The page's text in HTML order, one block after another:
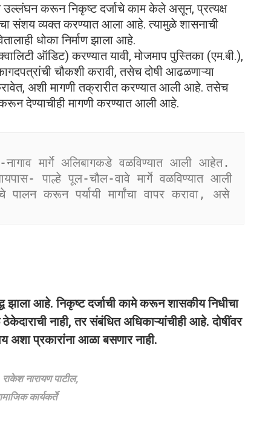
उल्लंघन करून निकृष्ट दर्जाचे काम केले असून, प्रत्यक्ष
संशय व्यक्त करण्यात आला आहे. त्यामुळे शासनाची
धोका निर्माण झाला आहे.
ऑडिट) करण्यात यावी, मोजमाप पुस्तिका (एम.बी.),
चौकशी करावी, तसेच दोषी आढळणाऱ्या
अशी मागणी तक्रारीत करण्यात आली आहे. तसेच
देण्याचीही मागणी करण्यात आली आहे.
मार्गे अलिबागकडे वळविण्यात आली आहेत.
पाल्हे पूल-चौल-वावे मार्गे वळविण्यात आली
पालन करून पर्यायी मार्गांचा वापर करावा, असे
झाला आहे. निकृष्ट दर्जाची कामे करून शासकीय निधीचा
नाही, तर संबंधित अधिकाऱ्यांचीही आहे. दोषींवर
अशा प्रकारांना आळा बसणार नाही.
नारायण पाटील,
कार्यकर्ते